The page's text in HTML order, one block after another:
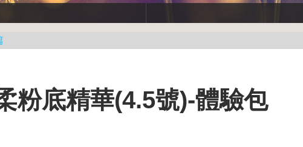
粉底精華(4.5號)-體驗包